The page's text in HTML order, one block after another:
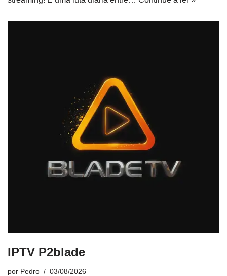
IPTV P2blade
por Pedro 03/08/2026